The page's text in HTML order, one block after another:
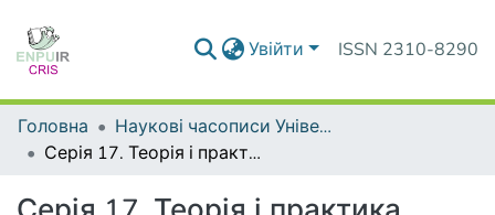
Увійти ISSN 2310-8290
Головна
Наукові часописи Університету
Серія 17. Теорія і практика навчання та виховання